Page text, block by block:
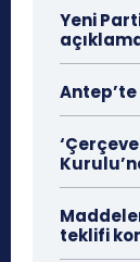
Yeni
teklifi